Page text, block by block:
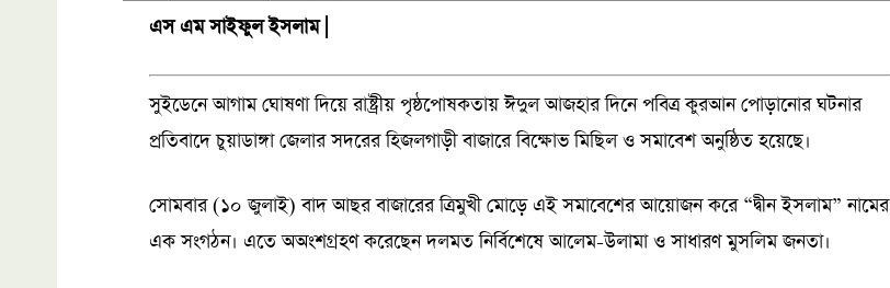
এস এম সাইফুল ইসলাম |
সুইডেনে আগাম ঘোষণা দিয়ে রাষ্ট্রীয় পৃষ্ঠপোষকতায় ঈদুল আজহার দিনে পবিত্র কুরআন পোড়ানোর ঘটনার
প্রতিবাদে চুয়াডাঙ্গা জেলার সদরের হিজলগাড়ী বাজারে বিক্ষোভ মিছিল ও সমাবেশ অনুষ্ঠিত হয়েছে।
সোমবার (১০ জুলাই) বাদ আছর বাজারের ত্রিমুখী মোড়ে এই সমাবেশের আয়োজন করে “দ্বীন ইসলাম” নামের
এক সংগঠন। এতে অঅংশগ্রহণ করেছেন দলমত নির্বিশেষে আলেম-উলামা ও সাধারণ মুসলিম জনতা।